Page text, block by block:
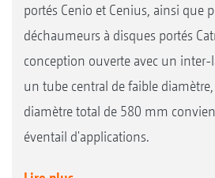
portés Cenio et Cenius, ainsi que
déchaumeurs à disques portés
conception ouverte avec un
un tube central de faible
diamètre total de 580 mm
éventail d'applications.